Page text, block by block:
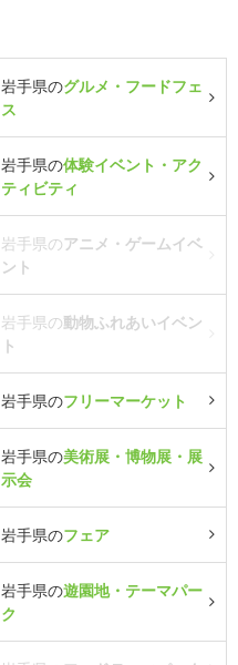
岩手県のグルメ・フードフェ
ス
岩手県の体験イベント・アク
ティビティ
岩手県のアニメ・ゲームイベ
ント
岩手県の動物ふれあいイベン
ト
岩手県のフリーマーケット
岩手県の美術展・博物展・展
示会
岩手県のフェア
岩手県の遊園地・テーマパー
ク